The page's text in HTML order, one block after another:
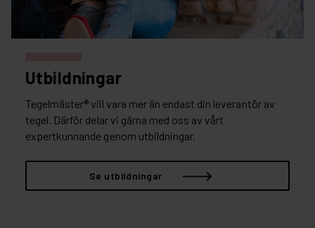
Utbildningar
Tegelmäster® vill vara mer än endast din leverantör av
tegel. Därför delar vi gärna med oss av vårt
expertkunnande genom utbildningar.
Se utbildningar